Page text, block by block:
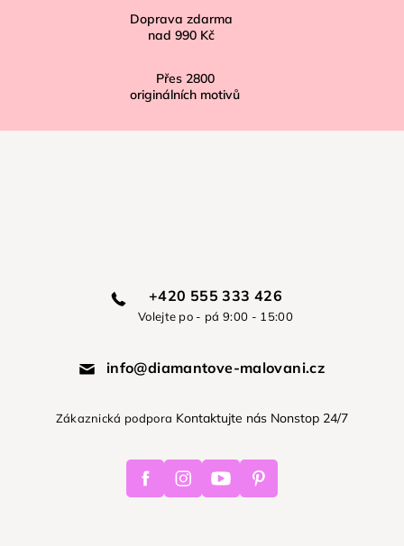
Doprava zdarma
nad 990 Kč
Přes 2800
originálních motivů
+420 555 333 426
Volejte po - pá 9:00 - 15:00
info@diamantove-malovani.cz
Zákaznická podpora Kontaktujte nás Nonstop 24/7
FacebookInstagramYoutube Pinterest